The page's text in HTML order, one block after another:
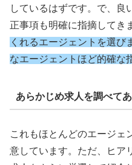
しているはずです。で、良
正事項も明確に指摘してき
くれるエージェントを選び
なエージェントほど的確な
あらかじめ求人を調べて
これもほとんどのエージェ
意しています。ただ、ヒア